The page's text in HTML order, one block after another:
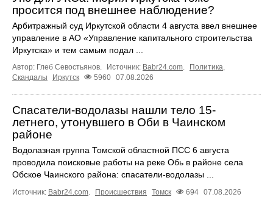
просится под внешнее наблюдение?
Арбитражный суд Иркутской области 4 августа ввел внешнее
управление в АО «Управление капитального строительства
Иркутска» и тем самым подал ...
Автор: Глеб Севостьянов. Источник: Babr24.com Политика
Скандалы
Иркутск 5960 07.08.2026
Спасатели-водолазы нашли тело 15-
летнего, утонувшего в Оби в Чаинском
районе
Водолазная группа Томской областной ПСС 6 августа
проводила поисковые работы на реке Обь в районе села
Обское Чаинского района: спасатели-водолазы ...
Источник: Babr24.com Происшествия Томск 694 07.08.2026